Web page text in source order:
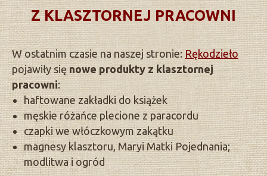
Z KLASZTORNEJ PRACOWNI
W ostatnim czasie na naszej stronie: Rękodzieło
pojawiły sięnowe produkty z klasztornej
pracowni:
haftowane zakładki do książek
męskie różańce plecione z paracordu
czapki we włóczkowym zakątku
magnesy klasztoru, Maryi Matki Pojednania;
modlitwa i ogród